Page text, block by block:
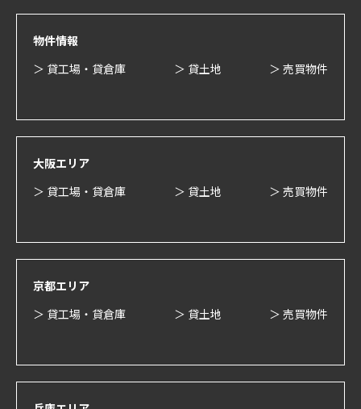
物件情報
＞ 貸工場・貸倉庫
＞ 貸土地 ＞ 売買物件
大阪エリア
＞ 貸工場・貸倉庫
＞ 貸土地 ＞ 売買物件
京都エリア
＞ 貸工場・貸倉庫
＞ 貸土地 ＞ 売買物件